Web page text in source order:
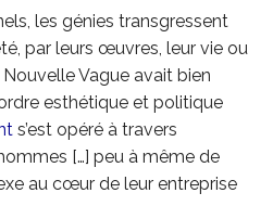
les génies transgressent
par leurs œuvres, leur vie ou
Vague avait bien
esthétique et politique
s’est opéré à travers
[…] peu à même de
au cœur de leur entreprise